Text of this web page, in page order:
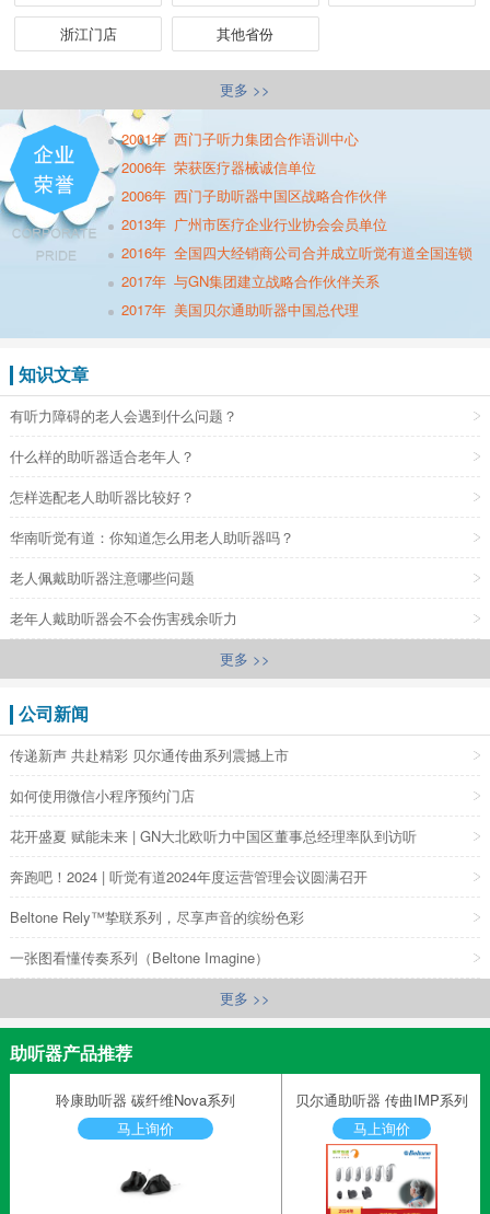
浙江门店 其他省份
更多 >>
2001年 西门子听力集团合作语训中心
2006年 荣获医疗器械诚信单位
2006年 西门子助听器中国区战略合作伙伴
2013年 广州市医疗企业行业协会会员单位
2016年 全国四大经销商公司合并成立听觉有道全国连锁
2017年 与GN集团建立战略合作伙伴关系
2017年 美国贝尔通助听器中国总代理
知识文章
有听力障碍的老人会遇到什么问题？
什么样的助听器适合老年人？
怎样选配老人助听器比较好？
华南听觉有道：你知道怎么用老人助听器吗？
老人佩戴助听器注意哪些问题
老年人戴助听器会不会伤害残余听力
更多 >>
公司新闻
传递新声 共赴精彩 贝尔通传曲系列震撼上市
如何使用微信小程序预约门店
花开盛夏 赋能未来 | GN大北欧听力中国区董事总经理率队到访听
奔跑吧！2024 | 听觉有道2024年度运营管理会议圆满召开
Beltone Rely™挚联系列，尽享声音的缤纷色彩
一张图看懂传奏系列（Beltone Imagine）
更多 >>
助听器产品推荐
聆康助听器 碳纤维Nova系列
马上询价
贝尔通助听器 传曲IMP系列
马上询价